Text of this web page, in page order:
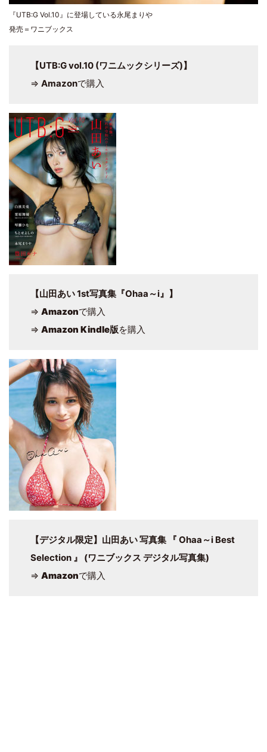
『UTB:G Vol.10』に登場している永尾まりや
発売＝ワニブックス
【UTB:G vol.10 (ワニムックシリーズ)】
⇒ Amazonで購入
【山田あい 1st写真集『Ohaa～i』】
⇒ Amazonで購入
⇒ Amazon Kindle版を購入
【デジタル限定】山田あい 写真集 『 Ohaa～i Best
Selection 』 (ワニブックス デジタル写真集)
⇒ Amazonで購入